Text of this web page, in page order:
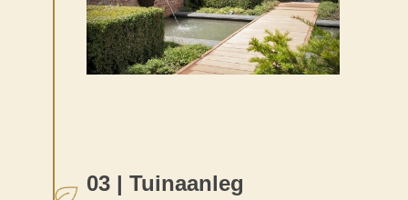
03 | Tuinaanleg